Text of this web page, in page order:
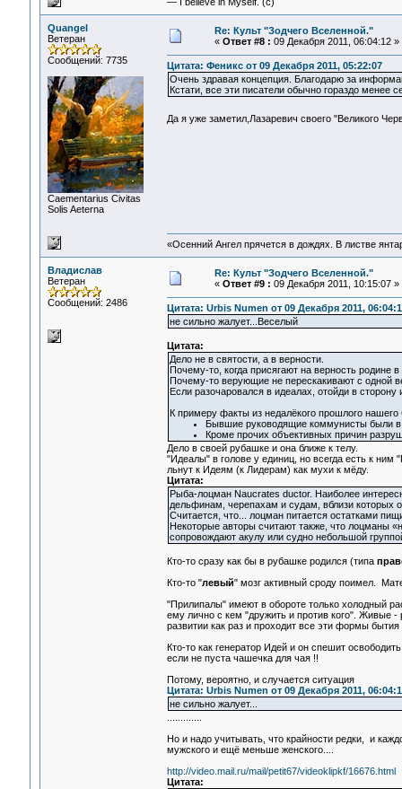
Quangel
Ветеран
Сообщений: 7735
Сaementarius Civitas
Solis Aeterna
Re: Культ "Зодчего Вселенной."
« Ответ #8 : 09 Декабря 2011, 06:04:12 »
Цитата: Феникс от 09 Декабря 2011, 05:22:07
Очень здравая концепция. Благодарю за
Кстати, все эти писатели обычно гораздо менее
Да я уже заметил,Лазаревич своего "Великого
«Осенний Ангел прячется в дождях. В листве
Владислав
Ветеран
Сообщений: 2486
Re: Культ "Зодчего Вселенной."
« Ответ #9 : 09 Декабря 2011, 10:15:07 »
Цитата: Urbis Numen от 09 Декабря 2011,
не сильно жалует...Веселый
Цитата:
Дело не в святости, а в верности.
Почему-то, когда присягают на верность родине
Почему-то верующие не перескакивают с одной
Если разочаровался в идеалах, отойди в
К примеру факты из недалёкого прошлого
Бывшие руководящие коммунисты были в
Кроме прочих объективных причин
Дело в своей рубашке и она ближе к телу.
"Идеалы" в голове у единиц, но всегда есть к
льнут к Идеям (к Лидерам) как мухи к мёду.
Цитата:
Рыба-лоцман Naucrates ductor. Наиболее
дельфинам, черепахам и судам, вблизи которых
Считается, что... лоцман питается остатками
Некоторые авторы считают также, что лоцманы
сопровождают акулу или судно небольшой
Кто-то сразу как бы в рубашке родился (типа
Кто-то "левый" мозг активный сроду поимел.
"Прилипалы" имеют в обороте только холодный
ему лично с кем "дружить и против кого". Живые
развитии как раз и проходит все эти формы
Кто-то как генератор Идей и он спешит
если не пуста чашечка для чая !!
Потому, вероятно, и случается ситуация
Цитата: Urbis Numen от 09 Декабря 2011,
не сильно жалует...
Но и надо учитывать, что крайности редки, и
мужского и ещё меньше женского....
http://video.mail.ru/mail/petit67/videoklipkf/16676.html
Цитата: